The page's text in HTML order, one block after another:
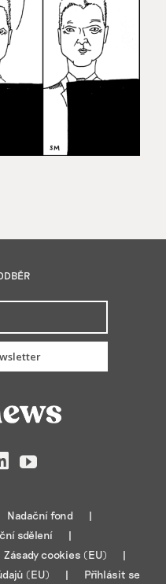
LinkedIn
YouTube
Nadační fond
sdělení
Zásady cookies (EU)
(EU)
Přihlásit se